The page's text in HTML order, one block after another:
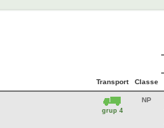
Transport Classe
grup 4
NP